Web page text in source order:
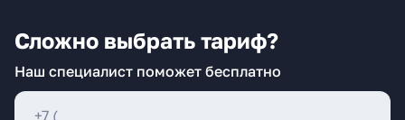
Сложно выбрать тариф?
Наш специалист поможет бесплатно